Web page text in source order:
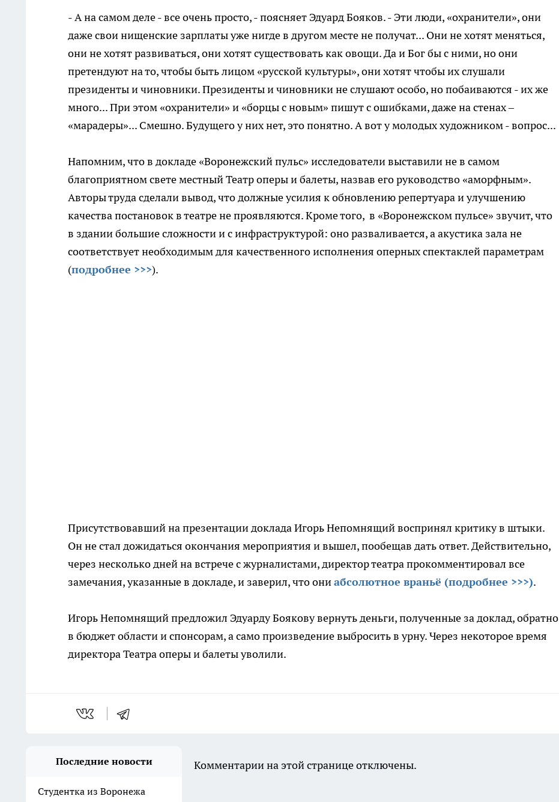
- А на самом деле - все очень просто, - поясняет Эдуард Бояков. - Эти люди, «охранители», они
даже свои нищенские зарплаты уже нигде в другом месте не получат... Они не хотят меняться,
они не хотят развиваться, они хотят существовать как овощи. Да и Бог бы с ними, но они
претендуют на то, чтобы быть лицом «русской культуры», они хотят чтобы их слушали
президенты и чиновники. Президенты и чиновники не слушают особо, но побаиваются - их же
много... При этом «охранители» и «борцы с новым» пишут с ошибками, даже на стенах –
«марадеры»... Смешно. Будущего у них нет, это понятно. А вот у молодых художником - вопрос...
Напомним, что в докладе «Воронежский пульс» исследователи выставили не в самом
благоприятном свете местный Театр оперы и балеты, назвав его руководство «аморфным».
Авторы труда сделали вывод, что должные усилия к обновлению репертуара и улучшению
качества постановок в театре не проявляются. Кроме того, в «Воронежском пульсе» звучит, что
в здании большие сложности и с инфраструктурой: оно разваливается, а акустика зала не
соответствует необходимым для качественного исполнения оперных спектаклей параметрам
(подробнее >>>).
Присутствовавший на презентации доклада Игорь Непомнящий воспринял критику в штыки.
Он не стал дожидаться окончания мероприятия и вышел, пообещав дать ответ. Действительно,
через несколько дней на встрече с журналистами, директор театра прокомментировал все
замечания, указанные в докладе, и заверил, что ониабсолютное враньё (подробнее >>>).
Игорь Непомнящий предложил Эдуарду Боякову вернуть деньги, полученные за доклад, обратно
в бюджет области и спонсорам, а само произведение выбросить в урну. Через некоторое время
директора Театра оперы и балеты уволили.
Последние новости
Студентка из Воронежа
Комментарии на этой странице отключены.